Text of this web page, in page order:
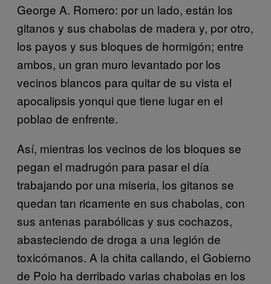
George A. Romero: por un lado, están los
gitanos y sus chabolas de madera y, por otro,
los payos y sus bloques de hormigón; entre
ambos, un gran muro levantado por los
vecinos blancos para quitar de su vista el
apocalipsis yonqui que tiene lugar en el
poblao de enfrente.
Así, mientras los vecinos de los bloques se
pegan el madrugón para pasar el día
trabajando por una miseria, los gitanos se
quedan tan ricamente en sus chabolas, con
sus antenas parabólicas y sus cochazos,
abasteciendo de droga a una legión de
toxicómanos. A la chita callando, el Gobierno
de Poio ha derribado varias chabolas en los